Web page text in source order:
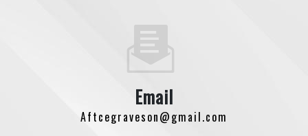
Email
aftcegraveson@gmail.com